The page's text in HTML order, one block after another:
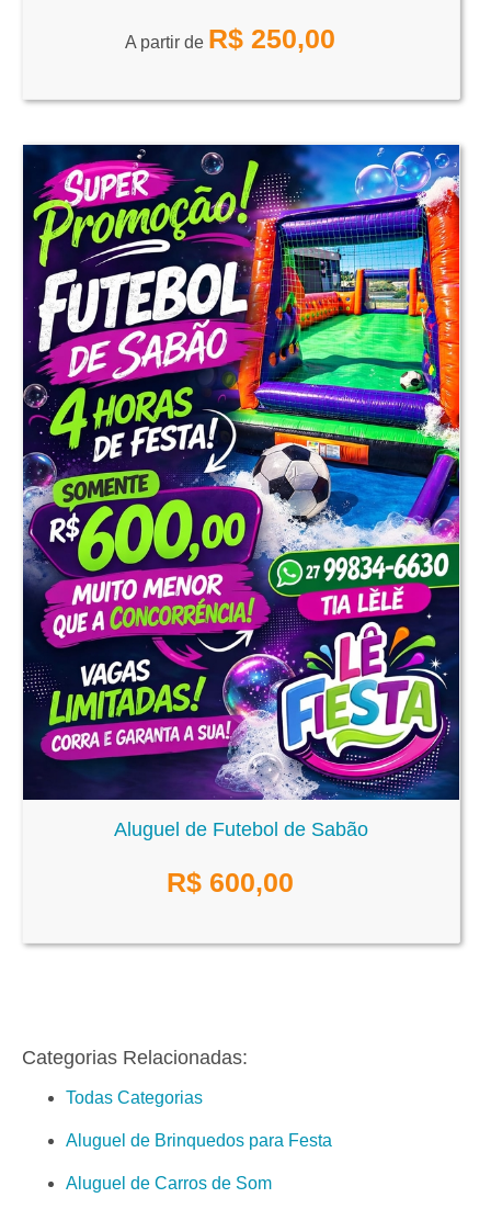
A partir de R$ 250,00
Aluguel de Futebol de Sabão
R$ 600,00
Categorias Relacionadas:
Todas Categorias
Aluguel de Brinquedos para Festa
Aluguel de Carros de Som